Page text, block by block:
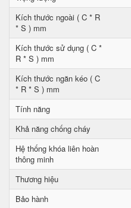
Kích thước ngoài ( C * R
* S ) mm
Kích thước sử dụng ( C *
R * S ) mm
Kích thước ngăn kéo ( C
* R * S ) mm
Tính năng
Khả năng chống cháy
Hệ thống khóa liên hoàn
thông minh
Thương hiệu
Bảo hành